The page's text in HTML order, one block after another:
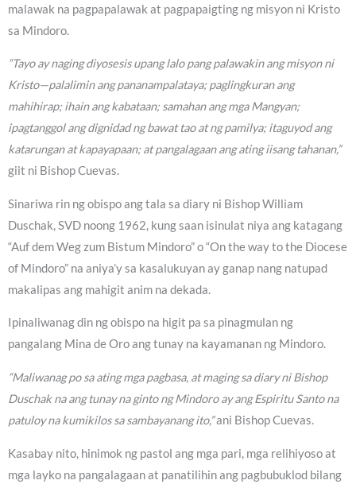
malawak na pagpapalawak at pagpapaigting ng misyon ni Kristo
sa Mindoro.
“Tayo ay naging diyosesis upang lalo pang palawakin ang misyon ni
Kristo—palalimin ang pananampalataya; paglingkuran ang
mahihirap; ihain ang kabataan; samahan ang mga Mangyan;
ipagtanggol ang dignidad ng bawat tao at ng pamilya; itaguyod ang
katarungan at kapayapaan; at pangalagaan ang ating iisang tahanan,”
giit ni Bishop Cuevas.
Sinariwa rin ng obispo ang tala sa diary ni Bishop William
Duschak, SVD noong 1962, kung saan isinulat niya ang katagang
“Auf dem Weg zum Bistum Mindoro” o “On the way to the Diocese
of Mindoro” na aniya’y sa kasalukuyan ay ganap nang natupad
makalipas ang mahigit anim na dekada.
Ipinaliwanag din ng obispo na higit pa sa pinagmulan ng
pangalang Mina de Oro ang tunay na kayamanan ng Mindoro.
“Maliwanag po sa ating mga pagbasa, at maging sa diary ni Bishop
Duschak na ang tunay na ginto ng Mindoro ay ang Espiritu Santo na
patuloy na kumikilos sa sambayanang ito,”ani Bishop Cuevas.
Kasabay nito, hinimok ng pastol ang mga pari, mga relihiyoso at
mga layko na pangalagaan at panatilihin ang pagbubuklod bilang